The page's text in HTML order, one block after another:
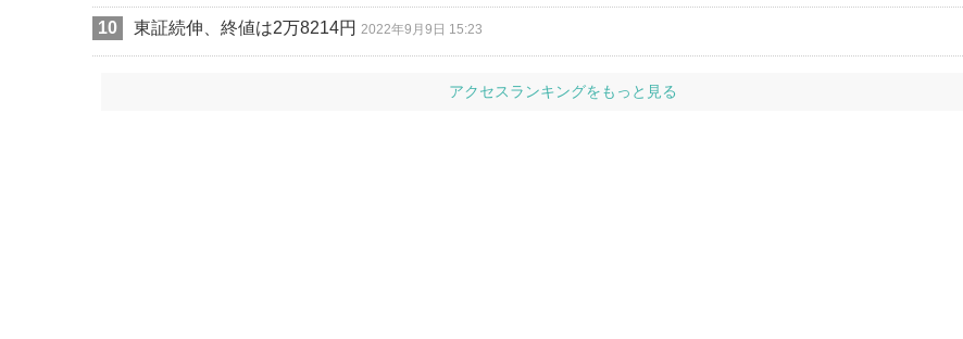
東証続伸、終値は2万8214円 2022年9月9日 15:23
アクセスランキングをもっと見る